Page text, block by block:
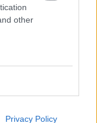
other
Privacy Policy